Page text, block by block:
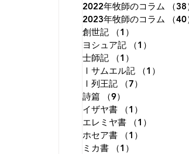
2022年牧師のコラム
（
2023年牧師のコラム
（
創世記
（1）
ヨシュア記
（1）
士師記
（1）
Ⅰサムエル記
（1）
Ⅰ列王記
（7）
詩篇
（9）
イザヤ書
（1）
エレミヤ書
（1）
ホセア書
（1）
ミカ書
（1）